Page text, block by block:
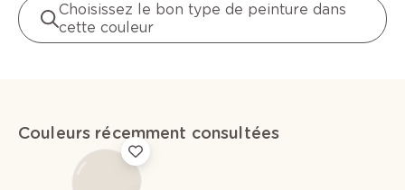
Choisissez le bon type de peinture dans
cette couleur
Couleurs récemment consultées